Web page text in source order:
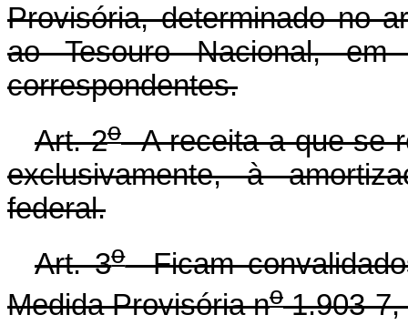
Provisória, determinado no
ao Tesouro Nacional,
correspondentes.
Art. 2oA receita a que se
exclusivamente, à
federal.
Art. 3oFicam
Medida Provisória no1.903-7,